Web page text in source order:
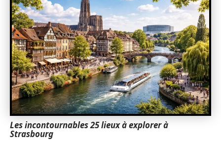
Les incontournables 25 lieux à explorer à
Strasbourg